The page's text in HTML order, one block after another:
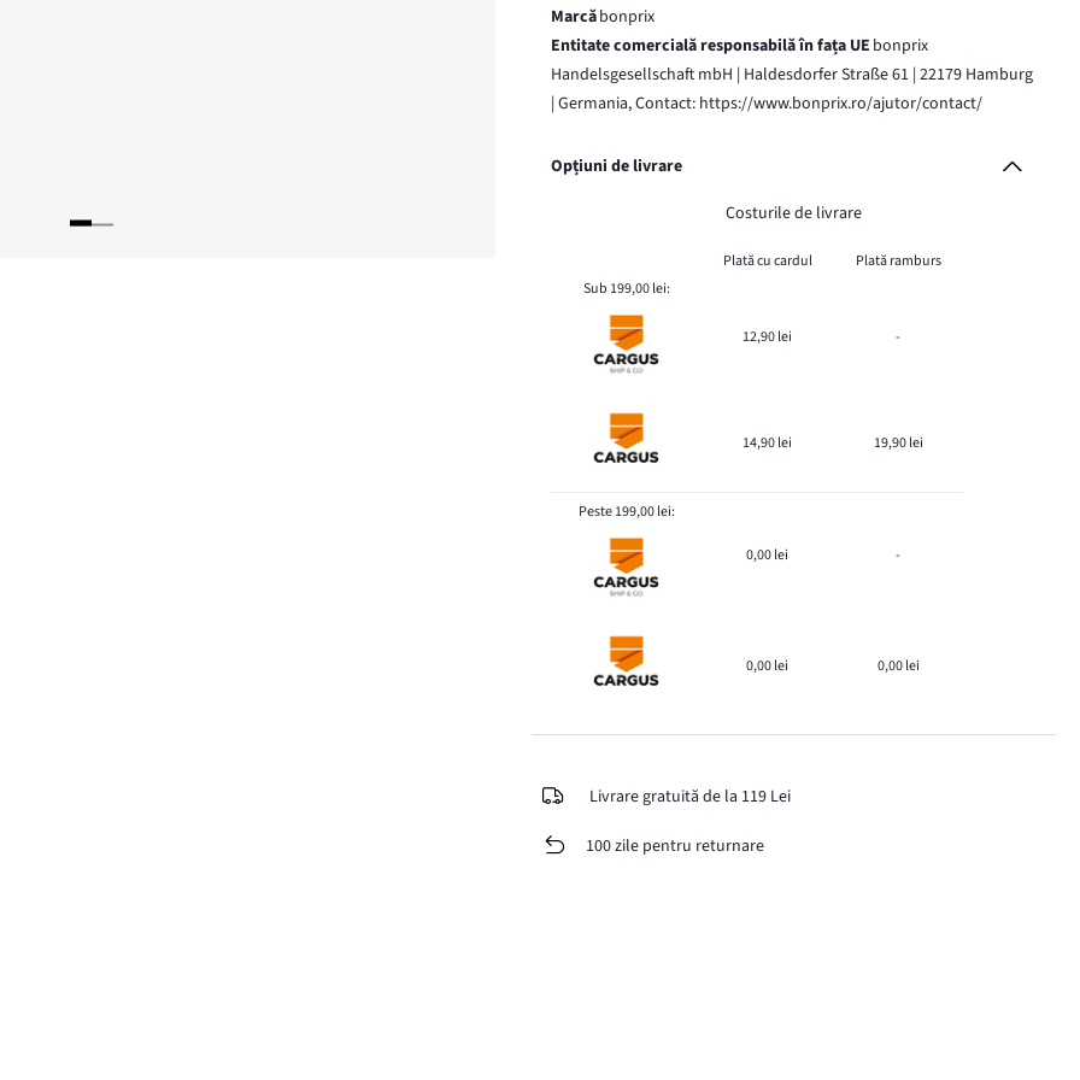
Marcăbonprix
Entitate comercială responsabilă în fața UE bonprix
Handelsgesellschaft mbH | Haldesdorfer Straße 61 | 22179 Hamburg
| Germania, Contact: https://www.bonprix.ro/ajutor/contact/
Opțiuni de livrare
Costurile de livrare
Plată cu cardul
Plată ramburs
Sub 199,00 lei:
12,90 lei -
14,90 lei 19,90 lei
Peste 199,00 lei:
0,00 lei -
0,00 lei 0,00 lei
Livrare gratuită de la 119 Lei
100 zile pentru returnare